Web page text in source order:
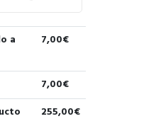
a
7,00€
7,00€
255,00€